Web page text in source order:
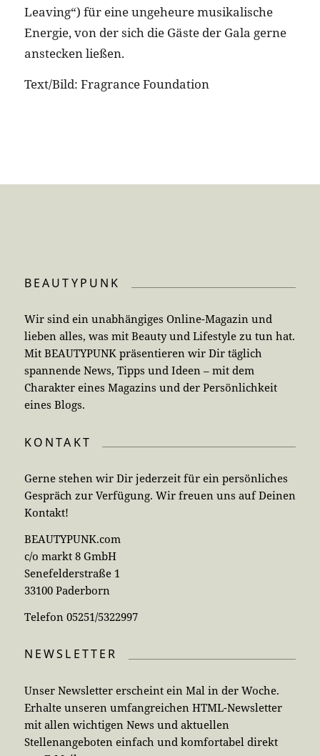
Leaving“) für eine ungeheure musikalische
Energie, von der sich die Gäste der Gala gerne
anstecken ließen.
Text/Bild: Fragrance Foundation
BEAUTYPUNK
Wir sind ein unabhängiges Online-Magazin und
lieben alles, was mit Beauty und Lifestyle zu tun hat.
Mit BEAUTYPUNK präsentieren wir Dir täglich
spannende News, Tipps und Ideen – mit dem
Charakter eines Magazins und der Persönlichkeit
eines Blogs.
KONTAKT
Gerne stehen wir Dir jederzeit für ein persönliches
Gespräch zur Verfügung. Wir freuen uns auf Deinen
Kontakt!
BEAUTYPUNK.com
c/o markt 8 GmbH
Senefelderstraße 1
33100 Paderborn
Telefon 05251/5322997
NEWSLETTER
Unser Newsletter erscheint ein Mal in der Woche.
Erhalte unseren umfangreichen HTML-Newsletter
mit allen wichtigen News und aktuellen
Stellenangeboten einfach und komfortabel direkt